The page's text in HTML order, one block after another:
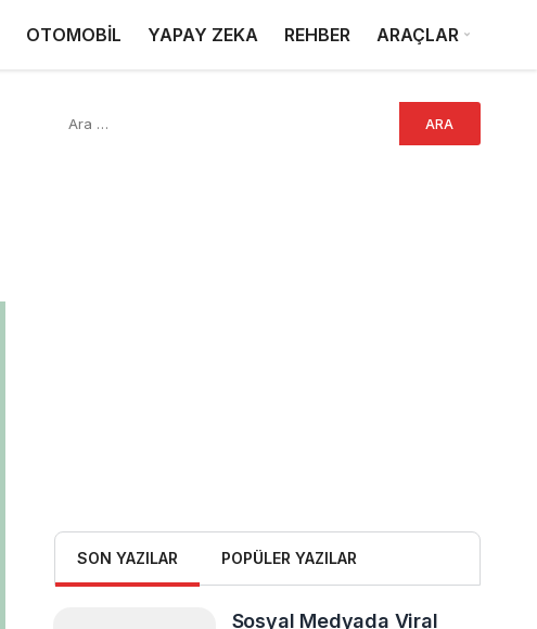
OTOMOBİL YAPAY ZEKA REHBER ARAÇLAR
SON YAZILAR POPÜLER YAZILAR
Sosyal Medyada Viral